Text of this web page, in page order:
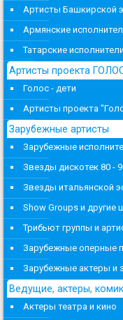
Артисты Башкирской
Армянские
Татарские исполнители
Артисты проекта
Голос - дети
Артисты проекта
Зарубежные артисты
Зарубежные
Звезды дискотек 80 -
Звезды итальянской
Show Groups и другие
Трибьют группы и
Зарубежные оперные
Зарубежные актеры и
Ведущие, актеры,
Актеры театра и кино